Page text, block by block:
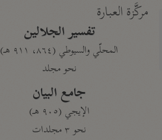
مركَّزة العبارة
تفسير الجلالين
المحلّي والسيوطي (٨٦٤، ٩١١ هـ)
نحو مجلد
جامع البيان
الإيجي (٩٠٥ هـ)
نحو ٣ مجلدات